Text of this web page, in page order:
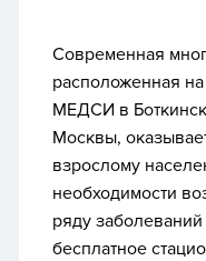
Современная
расположенная
МЕДСИ в
Москвы,
взрослому
необходимости
ряду
бесплатное